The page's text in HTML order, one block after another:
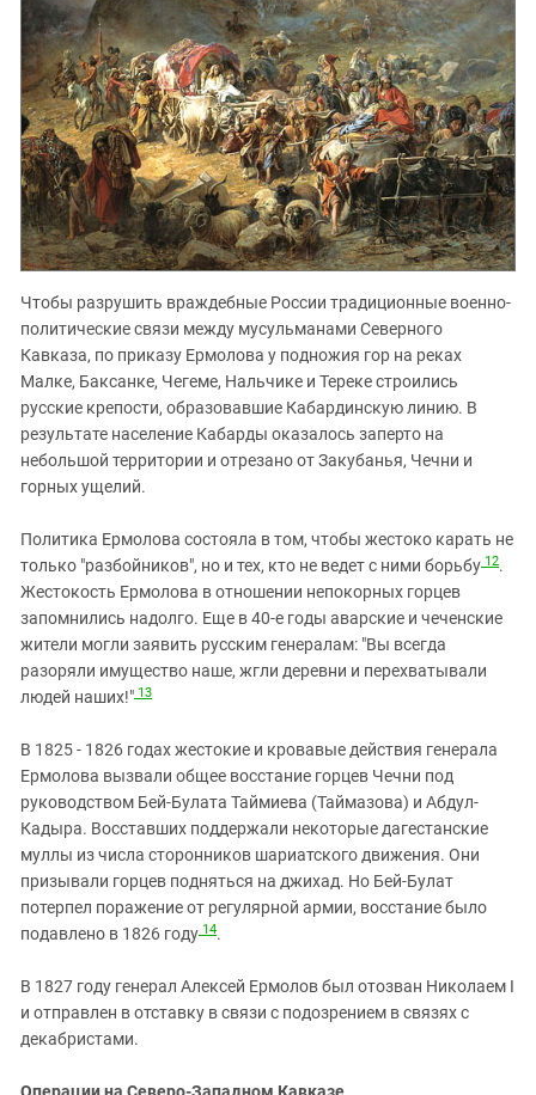
Чтобы разрушить враждебные России традиционные военно-
политические связи между мусульманами Северного
Кавказа, по приказу Ермолова у подножия гор на реках
Малке, Баксанке, Чегеме, Нальчике и Тереке строились
русские крепости, образовавшие Кабардинскую линию. В
результате население Кабарды оказалось заперто на
небольшой территории и отрезано от Закубанья, Чечни и
горных ущелий.
Политика Ермолова состояла в том, чтобы жестоко карать не
только "разбойников", но и тех, кто не ведет с ними борьбу 12.
Жестокость Ермолова в отношении непокорных горцев
запомнились надолго. Еще в 40-е годы аварские и чеченские
жители могли заявить русским генералам: "Вы всегда
разоряли имущество наше, жгли деревни и перехватывали
людей наших!" 13
В 1825 - 1826 годах жестокие и кровавые действия генерала
Ермолова вызвали общее восстание горцев Чечни под
руководством Бей-Булата Таймиева (Таймазова) и Абдул-
Кадыра. Восставших поддержали некоторые дагестанские
муллы из числа сторонников шариатского движения. Они
призывали горцев подняться на джихад. Но Бей-Булат
потерпел поражение от регулярной армии, восстание было
подавлено в 1826 году 14.
В 1827 году генерал Алексей Ермолов был отозван Николаем I
и отправлен в отставку в связи с подозрением в связях с
декабристами.